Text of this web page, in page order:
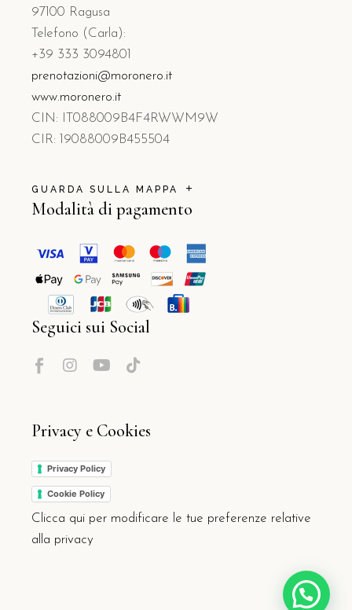
97100 Ragusa
Telefono (Carla):
+39 333 3094801
prenotazioni@moronero.it
www.moronero.it
CIN: IT088009B4F4RWWM9W
CIR: 19088009B455504
GUARDA SULLA MAPPA
Modalità di pagamento
Seguici sui Social
Privacy e Cookies
Privacy Policy
Cookie Policy
Clicca qui per modificare le tue preferenze relative
alla privacy